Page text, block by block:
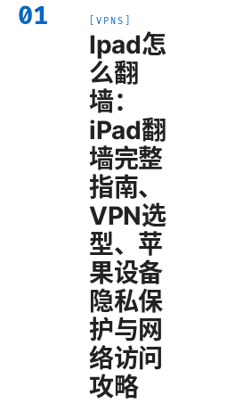
01 VPNS
Ipad怎
么翻
墙：
iPad翻
墙完整
指南、
VPN选
型、苹
果设备
隐私保
护与网
络访问
攻略